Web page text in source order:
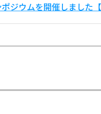
ジウムを開催しました